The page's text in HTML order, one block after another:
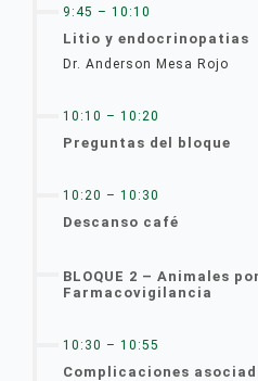
9:45 – 10:10
Litio y endocrinopatias
Dr. Anderson Mesa Rojo
10:10 – 10:20
Preguntas del bloque
10:20 – 10:30
Descanso café
BLOQUE 2 – Animales
Farmacovigilancia
10:30 – 10:55
Complicaciones